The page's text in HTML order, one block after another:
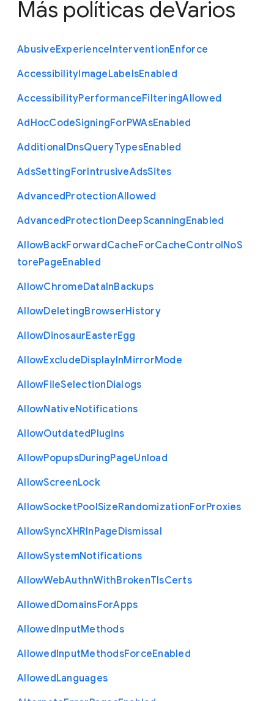
Más políticas deVarios
AbusiveExperienceInterventionEnforce
AccessibilityImageLabelsEnabled
AccessibilityPerformanceFilteringAllowed
AdHocCodeSigningForPWAsEnabled
AdditionalDnsQueryTypesEnabled
AdsSettingForIntrusiveAdsSites
AdvancedProtectionAllowed
AdvancedProtectionDeepScanningEnabled
AllowBackForwardCacheForCacheControlNoS
torePageEnabled
AllowChromeDataInBackups
AllowDeletingBrowserHistory
AllowDinosaurEasterEgg
AllowExcludeDisplayInMirrorMode
AllowFileSelectionDialogs
AllowNativeNotifications
AllowOutdatedPlugins
AllowPopupsDuringPageUnload
AllowScreenLock
AllowSocketPoolSizeRandomizationForProxies
AllowSyncXHRInPageDismissal
AllowSystemNotifications
AllowWebAuthnWithBrokenTlsCerts
AllowedDomainsForApps
AllowedInputMethods
AllowedInputMethodsForceEnabled
AllowedLanguages